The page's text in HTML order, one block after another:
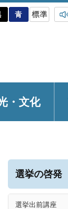
・ 文化
選挙の啓発
選挙出前講座